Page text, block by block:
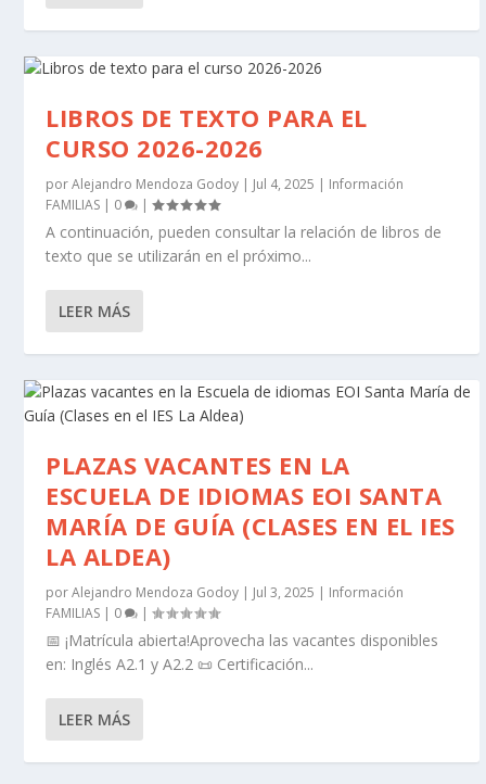
LIBROS DE TEXTO PARA EL
CURSO 2026-2026
porAlejandro Mendoza Godoy | Jul 4, 2025 | Información
FAMILIAS | 0 |
A continuación, pueden consultar la relación de libros de
texto que se utilizarán en el próximo...
LEER MÁS
PLAZAS VACANTES EN LA
ESCUELA DE IDIOMAS EOI SANTA
MARÍA DE GUÍA (CLASES EN EL IES
LA ALDEA)
porAlejandro Mendoza Godoy | Jul 3, 2025 | Información
FAMILIAS | 0 |
📅 ¡Matrícula abierta!Aprovecha las vacantes disponibles
en: Inglés A2.1 y A2.2 📜 Certificación...
LEER MÁS